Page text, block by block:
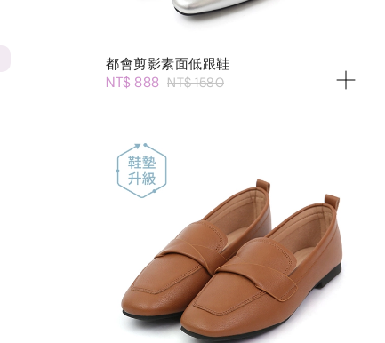
都會剪影素面低跟鞋
NT$ 888 NT$ 1580